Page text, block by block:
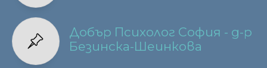
Добър Психолог София - д-р
Безинска-Шеинкова